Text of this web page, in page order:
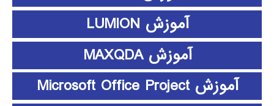
آموزش LUMION
آموزش MAXQDA
آموزش Microsoft Office Project